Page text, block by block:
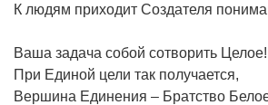
К людям приходит Создателя
Ваша задача собой сотворить Целое!
При Единой цели так получается,
Вершина Единения – Братство